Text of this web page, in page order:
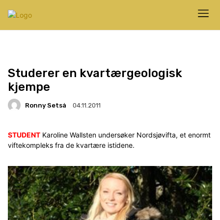
Studerer en kvartærgeologisk
kjempe
Ronny Setså 04.11.2011
STUDENT Karoline Wallsten undersøker Nordsjøvifta, et enormt
viftekompleks fra de kvartære istidene.